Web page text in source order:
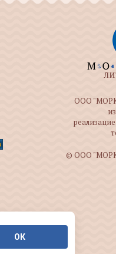
ООО
© ООО
ОК